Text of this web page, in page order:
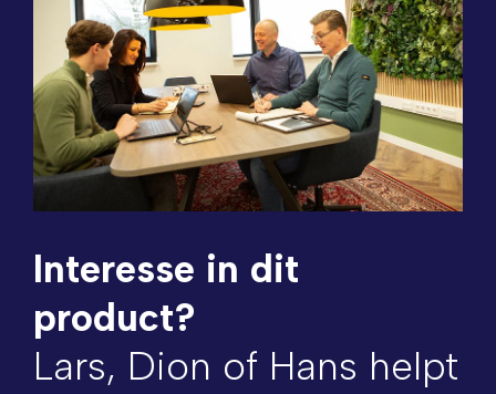
Interesse in dit
product?
Lars, Dion of Hans helpt